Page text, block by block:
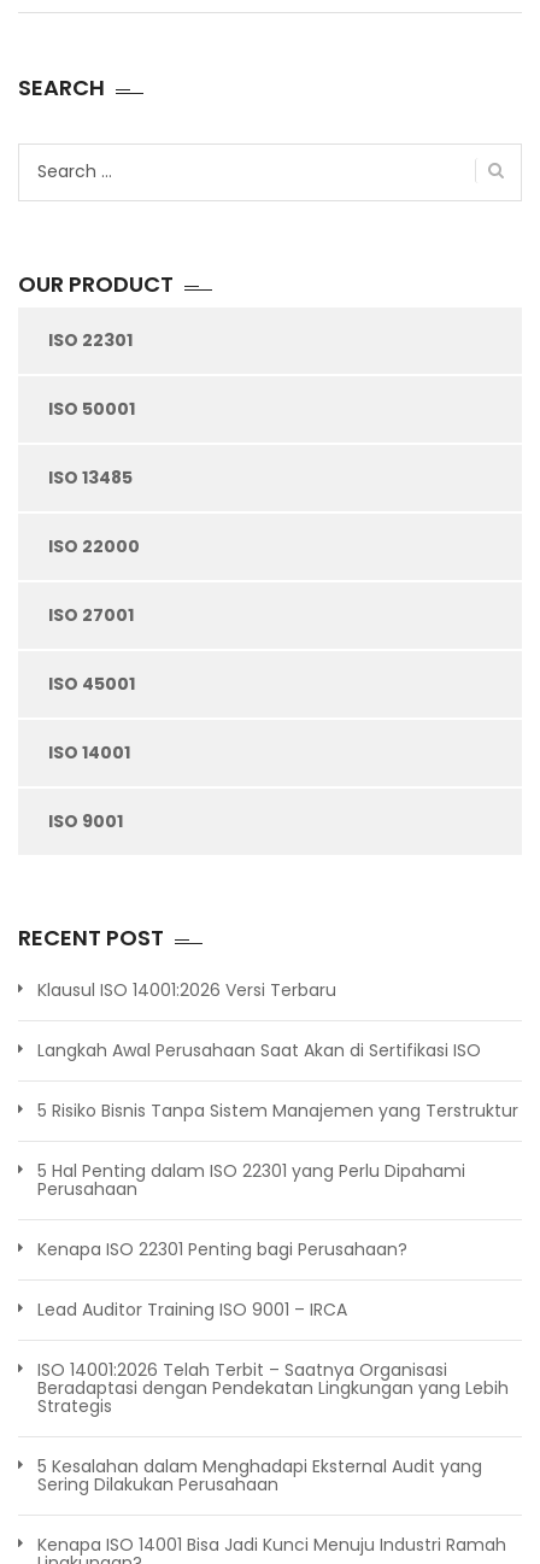
SEARCH
OUR PRODUCT
ISO 22301
ISO 50001
ISO 13485
ISO 22000
ISO 27001
ISO 45001
ISO 14001
ISO 9001
RECENT POST
Klausul ISO 14001:2026 Versi Terbaru
Langkah Awal Perusahaan Saat Akan di Sertifikasi ISO
5 Risiko Bisnis Tanpa Sistem Manajemen yang Terstruktur
5 Hal Penting dalam ISO 22301 yang Perlu Dipahami
Perusahaan
Kenapa ISO 22301 Penting bagi Perusahaan?
Lead Auditor Training ISO 9001 – IRCA
ISO 14001:2026 Telah Terbit – Saatnya Organisasi
Beradaptasi dengan Pendekatan Lingkungan yang Lebih
Strategis
5 Kesalahan dalam Menghadapi Eksternal Audit yang
Sering Dilakukan Perusahaan
Kenapa ISO 14001 Bisa Jadi Kunci Menuju Industri Ramah